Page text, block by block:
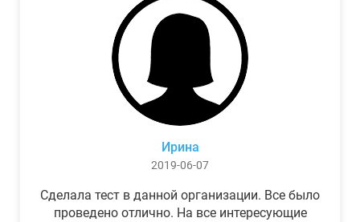
Ирина
2019-06-07
Сделала тест в данной организации. Все было
проведено отлично. На все интересующие